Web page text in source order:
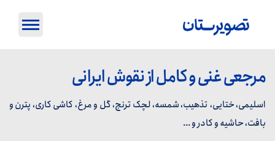
مرجعی غنی و کامل از نقوش ایرانی
اسلیمی، ختایی، تذهیب، شمسه، لچک ترنج، گل و مرغ، کاشی کاری، پترن و
بافت، حاشیه و کادر و ...